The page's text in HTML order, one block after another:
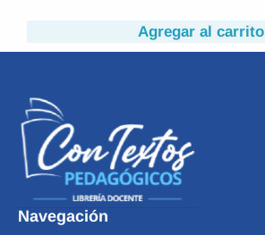
Agregar al carrito
Navegación